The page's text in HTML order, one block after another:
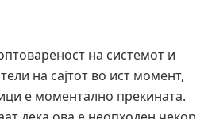
на системот и
на сајтот во ист момент,
е моментално прекината.